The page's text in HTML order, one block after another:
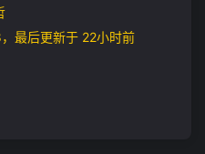
最后更新于 22小时前